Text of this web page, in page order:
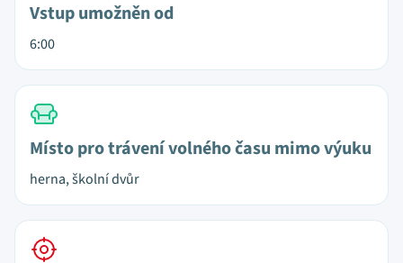
Vstup umožněn od
6:00
Místo pro trávení volného času mimo výuku
herna, školní dvůr